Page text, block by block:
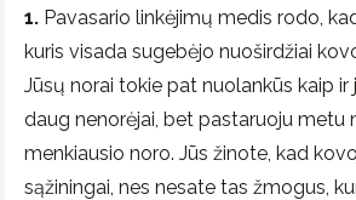
1. Pavasario linkėjimų medis rodo,
kuris visada sugebėjo nuoširdžiai
Jūsų norai tokie pat nuolankūs kaip ir
daug nenorėjai, bet pastaruoju metu
menkiausio noro. Jūs žinote, kad
sąžiningai, nes nesate tas žmogus,